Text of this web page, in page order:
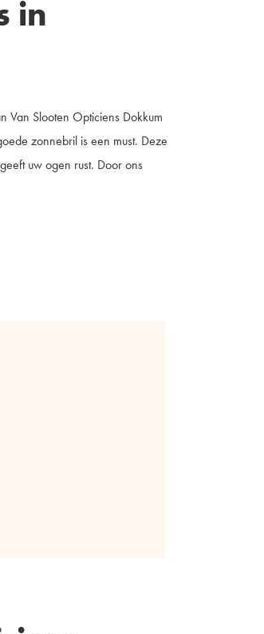
in
Van Slooten Opticiens Dokkum
zonnebril is een must. Deze
uw ogen rust. Door ons